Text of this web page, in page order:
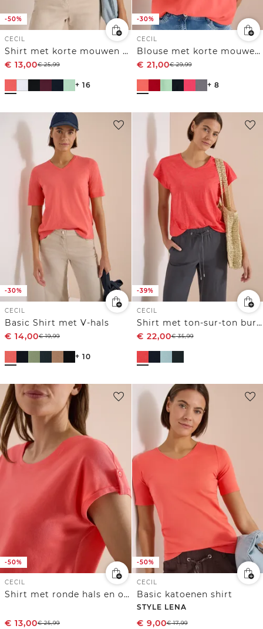
-50%
CECIL
Shirt met korte mouwen en rimpels
€ 13,00€25,99
+ 16
-30%
CECIL
Blouse met korte mouwen en gespleten hals
€ 21,00€29,99
+ 8
-30%
CECIL
Basic Shirt met V-hals
€ 14,00€19,99
+ 10
-39%
CECIL
Shirt met ton-sur-ton burn-outpatroon
€ 22,00€35,99
-50%
CECIL
Shirt met ronde hals en omslagdetail
€ 13,00€25,99
-50%
CECIL
Basic katoenen shirt
STYLE LENA
€ 9,00€17,99